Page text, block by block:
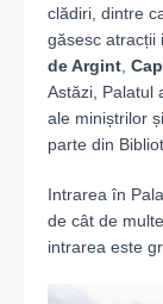
clădiri, dintre
găsesc atracții
de Argint,
Astăzi, Palatul
ale miniștrilor
parte din
Intrarea în
de cât de
intrarea este